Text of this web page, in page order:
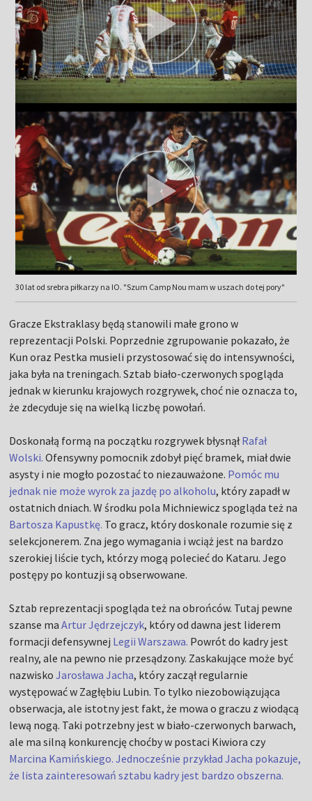
30 lat od srebra piłkarzy na IO. "Szum Camp Nou mam w uszach do tej pory"
Gracze Ekstraklasy będą stanowili małe grono w
reprezentacji Polski. Poprzednie zgrupowanie pokazało, że
Kun oraz Pestka musieli przystosować się do intensywności,
jaka była na treningach. Sztab biało-czerwonych spogląda
jednak w kierunku krajowych rozgrywek, choć nie oznacza to,
że zdecyduje się na wielką liczbę powołań.
Doskonałą formą na początku rozgrywek błysnąłRafał
Wolski. Ofensywny pomocnik zdobył pięć bramek, miał dwie
asysty i nie mogło pozostać to niezauważone. Pomóc mu
jednak nie może wyrok za jazdę po alkoholu, który zapadł w
ostatnich dniach. W środku pola Michniewicz spogląda też na
Bartosza Kapustkę. To gracz, który doskonale rozumie się z
selekcjonerem. Zna jego wymagania i wciąż jest na bardzo
szerokiej liście tych, którzy mogą polecieć do Kataru. Jego
postępy po kontuzji są obserwowane.
Sztab reprezentacji spogląda też na obrońców. Tutaj pewne
szanse maArtur Jędrzejczyk, który od dawna jest liderem
formacji defensywnej Legii Warszawa. Powrót do kadry jest
realny, ale na pewno nie przesądzony. Zaskakujące może być
nazwiskoJarosława Jacha, który zaczął regularnie
występować w Zagłębiu Lubin. To tylko niezobowiązująca
obserwacja, ale istotny jest fakt, że mowa o graczu z wiodącą
lewą nogą. Taki potrzebny jest w biało-czerwonych barwach,
ale ma silną konkurencję choćby w postaci Kiwiora czy
Marcina Kamińskiego. Jednocześnie przykład Jacha pokazuje,
że lista zainteresowań sztabu kadry jest bardzo obszerna.